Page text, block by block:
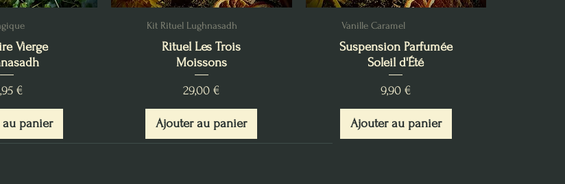
Vierge
€
panier
Kit Rituel Lughnasadh
Rituel Les Trois
Moissons
Prix
29,00 €
Ajouter au panier
Vanille Caramel
Suspension Parfumée
Soleil d'Été
Prix
9,90 €
Ajouter au panier